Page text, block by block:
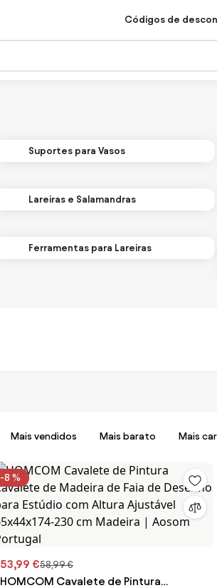
Códigos de
Suportes para Vasos
Lareiras e Salamandras
Ferramentas para Lareiras
Mais vendidos Mais barato Mais
-8 %
53,99 €58,99 €
HOMCOM Cavalete de Pintura